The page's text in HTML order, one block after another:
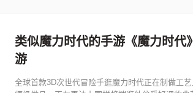
类似魔力时代的手游《魔力时代
游
全球首款3D次世代冒险手逛魔力时代正在制做工